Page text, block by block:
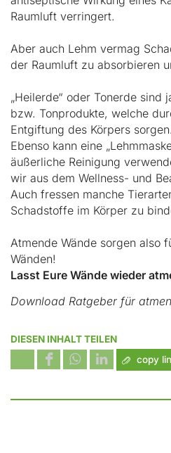
Raumluft verringert.
Aber auch Lehm vermag
der Raumluft zu absorbieren
„Heilerde“ oder Tonerde sind
bzw. Tonprodukte, welche
Entgiftung des Körpers sorgen.
Ebenso kann eine
äußerliche Reinigung
wir aus dem Wellness- und
Auch fressen manche
Schadstoffe im Körper zu
Atmende Wände sorgen also
Wänden!
Lasst Eure Wände wieder
Download Ratgeber für
DIESEN INHALT TEILEN
copy